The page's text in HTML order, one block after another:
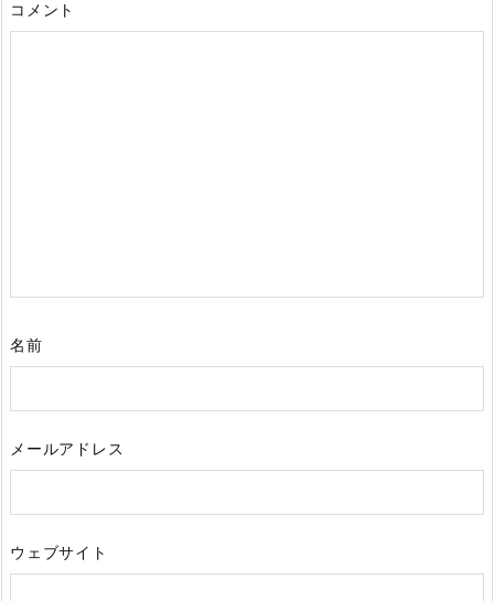
コメント
名前
メールアドレス
ウェブサイト